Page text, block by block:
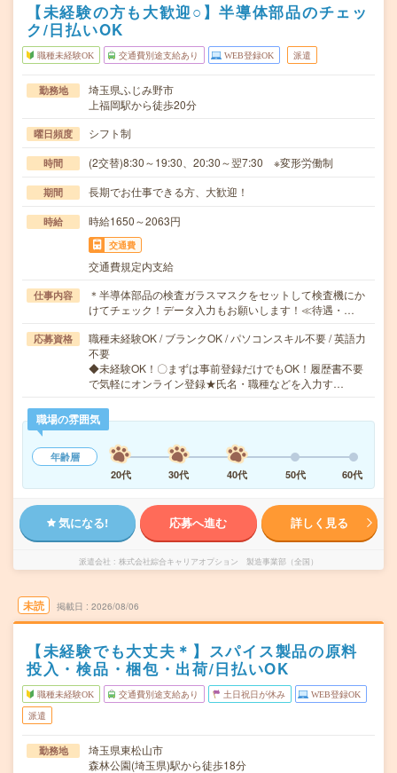
【未経験の方も大歓迎○】半導体部品のチェッ
ク/日払いOK
職種未経験OK 交通費別途支給あり WEB登録OK 派遣
勤務地
埼玉県ふじみ野市
上福岡駅から徒歩20分
曜日頻度 シフト制
時間 (2交替)8:30～19:30、20:30～翌7:30 ※変形労働制
期間 長期でお仕事できる方、大歓迎！
時給 時給1650～2063円
交通費
交通費規定内支給
仕事内容
＊半導体部品の検査ガラスマスクをセットして検査機にか
けてチェック！データ入力もお願いします！≪待遇・…
応募資格
職種未経験OK / ブランクOK / パソコンスキル不要 / 英語力
不要
◆未経験OK！〇まずは事前登録だけでもOK！履歴書不要
で気軽にオンライン登録★氏名・職種などを入力す…
職場の雰囲気
年齢層
20代
30代 40代 50代 60代
気になる! 応募へ進む 詳しく見る
派遣会社 株式会社綜合キャリアオプション 製造事業部（全国）
未読 掲載日 2026/08/06
【未経験でも大丈夫＊】スパイス製品の原料
投入・検品・梱包・出荷/日払いOK
職種未経験OK 交通費別途支給あり 土日祝日が休み WEB登録OK
派遣
勤務地
埼玉県東松山市
森林公園(埼玉県)駅から徒歩18分